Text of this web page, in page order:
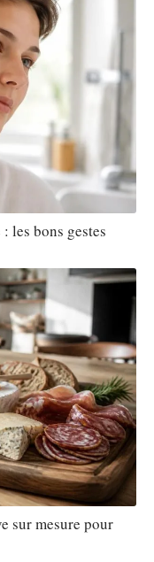
les bons gestes
sur mesure pour